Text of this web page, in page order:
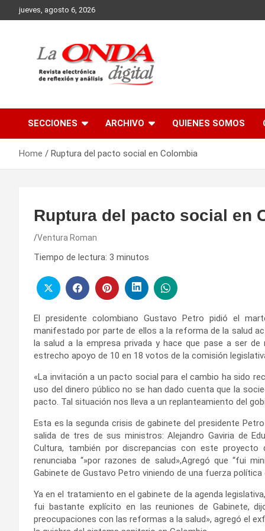
to
jueves, agosto 6, 2026
SECCIONES ARCHIVO QUIENES SOMOS
Home Ruptura del pacto social en Colombia
Ruptura del pacto social en
Ventura Roman
Tiempo de lectura: 3 minutos
El presidente colombiano Gustavo Petro pidió el
manifestado por parte de ellos a la reforma de la salud
la salud a la empresa privada y hace que pase a ser
estrecho apoyo de 10 en 18 votos de la comisión
«La invitación a un pacto social para el cambio ha sido
uso del dinero público no se han dado cuenta que la
pacto. Tal situación nos lleva a un replanteamiento del
Esta es la segunda crisis de gabinete del presidente
salida de tres de sus ministros: Alejandro Gaviria de
Cultura, también por discrepancias con este
renunciaba “»por razones de salud»,Agregó que “fui
Gabinete de Gustavo Petro viniendo de una fuerza
Ya en el tratamiento en el gabinete de la agenda
fui bastante explícito en las reuniones de Gabinete,
preocupaciones con las reformas a la salud», agregó el